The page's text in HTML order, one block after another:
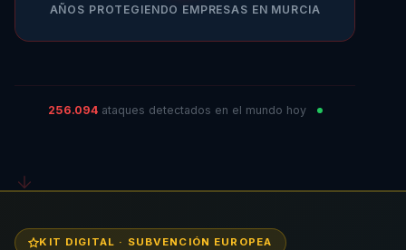
AÑOS PROTEGIENDO EMPRESAS EN MURCIA
256.099 ataques detectados en el mundo hoy
KIT DIGITAL · SUBVENCIÓN EUROPEA